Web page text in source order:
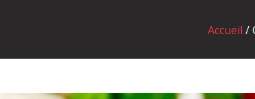
Accueil /